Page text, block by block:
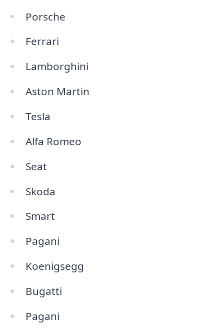
Porsche
Ferrari
Lamborghini
Aston Martin
Tesla
Alfa Romeo
Seat
Skoda
Smart
Pagani
Koenigsegg
Bugatti
Pagani